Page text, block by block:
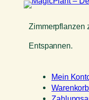
Zimmerpflanzen
Entspannen.
Mein
Warenkorb